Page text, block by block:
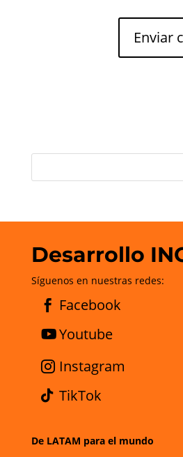
Desarrollo
Síguenos en nuestras redes:
Facebook
Youtube
Instagram
TikTok
De LATAM para el mundo